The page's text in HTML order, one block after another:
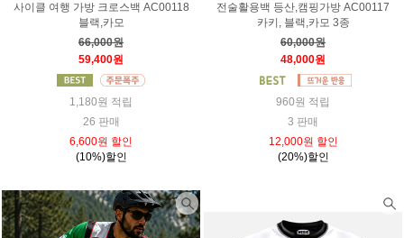
사이클 여행 가방 크로스백 AC00118
블랙,카모
66,000원
59,400원
1,180원 적립
26 판매
6,600원 할인
(10%)할인
전술활용백 등산,캠핑가방 AC00117
카키, 블랙,카모 3종
60,000원
48,000원
960원 적립
3 판매
12,000원 할인
(20%)할인